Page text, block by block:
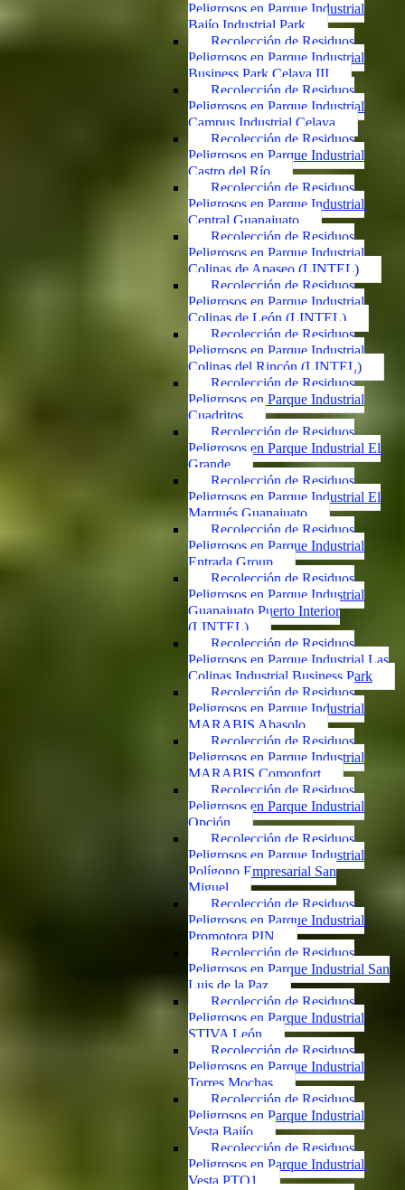
Peligrosos en Parque Industrial
Bajío Industrial Park
Recolección de Residuos
Peligrosos en Parque Industrial
Business Park Celaya III
Recolección de Residuos
Peligrosos en Parque Industrial
Campus Industrial Celaya
Recolección de Residuos
Peligrosos en Parque Industrial
Castro del Río
Recolección de Residuos
Peligrosos en Parque Industrial
Central Guanajuato
Recolección de Residuos
Peligrosos en Parque Industrial
Colinas de Apaseo (LINTEL)
Recolección de Residuos
Peligrosos en Parque Industrial
Colinas de León (LINTEL)
Recolección de Residuos
Peligrosos en Parque Industrial
Colinas del Rincón (LINTEL)
Recolección de Residuos
Peligrosos en Parque Industrial
Cuadritos
Recolección de Residuos
Peligrosos en Parque Industrial El
Grande
Recolección de Residuos
Peligrosos en Parque Industrial El
Marqués Guanajuato
Recolección de Residuos
Peligrosos en Parque Industrial
Entrada Group
Recolección de Residuos
Peligrosos en Parque Industrial
Guanajuato Puerto Interior
(LINTEL)
Recolección de Residuos
Peligrosos en Parque Industrial Las
Colinas Industrial Business Park
Recolección de Residuos
Peligrosos en Parque Industrial
MARABIS Abasolo
Recolección de Residuos
Peligrosos en Parque Industrial
MARABIS Comonfort
Recolección de Residuos
Peligrosos en Parque Industrial
Opción
Recolección de Residuos
Peligrosos en Parque Industrial
Polígono Empresarial San
Miguel
Recolección de Residuos
Peligrosos en Parque Industrial
Promotora PIN
Recolección de Residuos
Peligrosos en Parque Industrial San
Luis de la Paz
Recolección de Residuos
Peligrosos en Parque Industrial
STIVA León
Recolección de Residuos
Peligrosos en Parque Industrial
Torres Mochas
Recolección de Residuos
Peligrosos en Parque Industrial
Vesta Bajío
Recolección de Residuos
Peligrosos en Parque Industrial
Vesta PTO1